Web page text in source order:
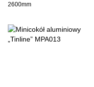
2600mm